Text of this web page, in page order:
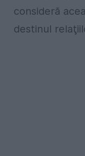
consideră
destinul